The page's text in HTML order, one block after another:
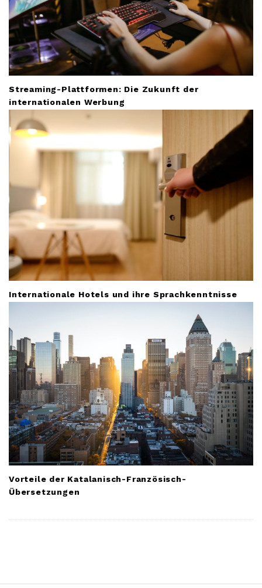
Streaming-Plattformen: Die Zukunft der
internationalen Werbung
Internationale Hotels und ihre Sprachkenntnisse
Vorteile der Katalanisch-Französisch-
Übersetzungen